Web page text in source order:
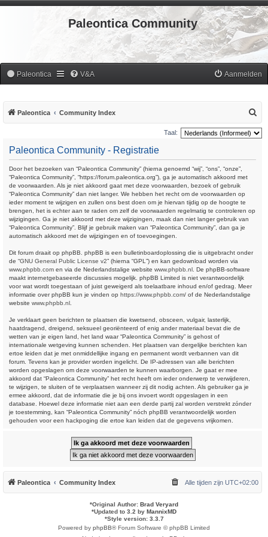
Paleontica Community
Paleontica V&A Aanmelden
Paleontica Community Index
o
e
Taal:
Paleontica Community - Registratie
Door het bezoeken van “Paleontica Community” (hierna genoemd “wij”, “ons”, “onze”,
“Paleontica Community”, “https://forum.paleontica.org”), ga je automatisch akkoord met
de voorwaarden. Als je niet akkoord gaat met deze voorwaarden, bezoek of gebruik
“Paleontica Community” dan niet langer. We hebben het recht om de voorwaarden op
ieder moment te wijzigen en zullen ons best doen om je hiervan tijdig op de hoogte te
brengen, het is echter aan te raden om zelf de voorwaarden regelmatig te controleren op
wijzigingen. Ga je niet akkoord met deze wijzigingen, maak dan niet langer gebruik van
“Paleontica Community”. Blijf je gebruik maken van “Paleontica Community”, dan ga je
automatisch akkoord met de wijzigingen en of toevoegingen.
Dit forum draait op phpBB. phpBB is een bulletinboardoplossing die is uitgebracht onder
de “GNU General Public License v2” (hierna “GPL”) en kan gedownload worden via
www.phpbb.com en via de Nederlandstalige website www.phpbb.nl . De phpBB-software
maakt internetgebaseerde discussies mogelijk. phpBB Limited is niet verantwoordelijk
voor wat wordt toegestaan of juist geweigerd als toelaatbare inhoud en/of gedrag. Meer
informatie over phpBB kun je vinden op https://www.phpbb.com/ of de Nederlandstalige
website www.phpbb.nl
Je verklaart geen berichten te plaatsen die kwetsend, obsceen, vulgair, lasterlijk,
haatdragend, dreigend, seksueel georiënteerd of enig ander materiaal bevat die de
wetten van je eigen land, het land waar “Paleontica Community” is gehost of
internationale wetgeving kunnen schenden. Het plaatsen van dergelijke berichten kan
ertoe leiden dat je met onmiddellijke ingang en permanent wordt verbannen van dit
forum. Tevens kan je provider worden ingelicht. De IP-adressen van alle berichten
worden opgeslagen om deze voorwaarden te kunnen waarborgen. Je gaat er mee
akkoord dat “Paleontica Community” het recht heeft om ieder onderwerp te verwijderen,
te wijzigen, te sluiten of te verplaatsen wanneer zij dit nodig achten. Als gebruiker ga je
ermee akkoord, dat de informatie die je bij ons invoert wordt opgeslagen in een
database. Hoewel deze informatie niet aan een derde partij zal worden verstrekt zónder
je toestemming, kan “Paleontica Community” nóch phpBB verantwoordelijk worden
gehouden voor een hackpoging die ertoe kan leiden dat de gegevens vrijkomen.
Paleontica Community Index Alle tijden zijn UTC+02:00
*Original Author: Brad Veryard
*Updated to 3.2 by MannixMD
*Style version: 3.3.7
Powered by phpBB® Forum Software © phpBB Limited